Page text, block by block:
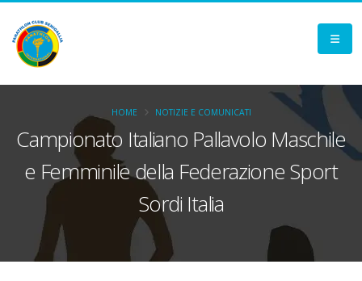
Campionato Italiano Pallavolo Maschile
e Femminile della Federazione Sport
Sordi Italia
HOME NOTIZIE E COMUNICATI